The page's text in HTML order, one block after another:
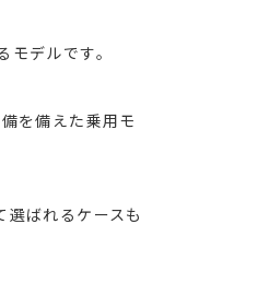
デルです。
を備えた乗用モ
ばれるケースも